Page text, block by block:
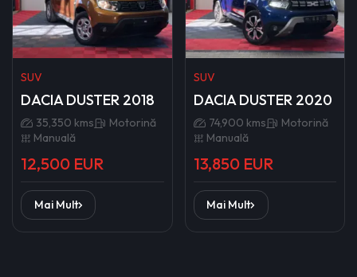
SUV
DACIA DUSTER 2018
35,350 kms
Motorină
Manuală
12,500 EUR
Mai Mult
SUV
DACIA DUSTER 2020
74,900 kms
Motorină
Manuală
13,850 EUR
Mai Mult